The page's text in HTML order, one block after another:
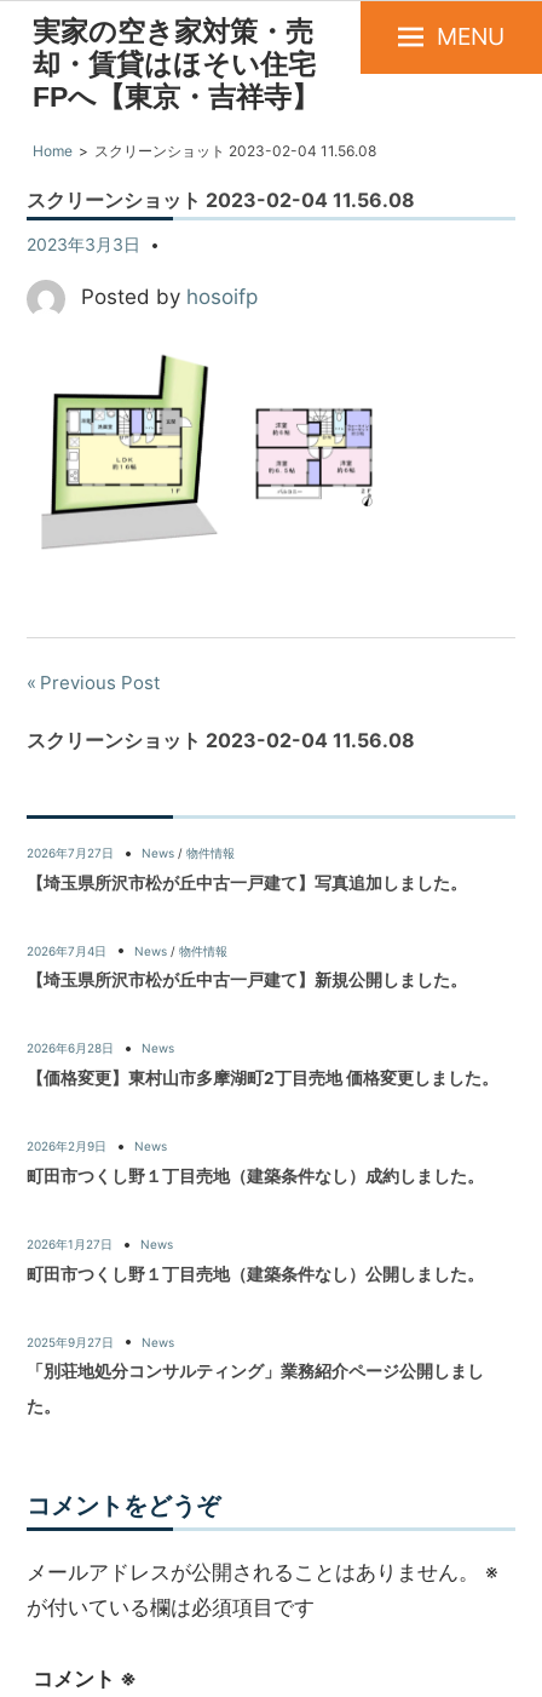
実家の空き家対策・売
却・賃貸はほそい住宅
FPへ【東京・吉祥寺】
MENU
Home スクリーンショット 2023-02-04 11.56.08
スクリーンショット 2023-02-04 11.56.08
2023年3月3日
Posted by hosoifp
Previous Post
スクリーンショット 2023-02-04 11.56.08
2026年7月27日 News/ 物件情報
【埼玉県所沢市松が丘中古一戸建て】写真追加しました。
2026年7月4日 News/ 物件情報
【埼玉県所沢市松が丘中古一戸建て】新規公開しました。
2026年6月28日 News
【価格変更】東村山市多摩湖町2丁目売地 価格変更しました。
2026年2月9日 News
町田市つくし野１丁目売地（建築条件なし）成約しました。
2026年1月27日 News
町田市つくし野１丁目売地（建築条件なし）公開しました。
2025年9月27日 News
「別荘地処分コンサルティング」業務紹介ページ公開しまし
た。
コメントをどうぞ
メールアドレスが公開されることはありません。
※
が付いている欄は必須項目です
コメント ※